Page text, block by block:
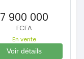
7 900 000
FCFA
En vente
Voir détails